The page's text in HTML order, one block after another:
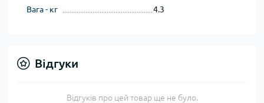
Вага - кг 4.3
Відгуки
Відгуків про цей товар ще не було.